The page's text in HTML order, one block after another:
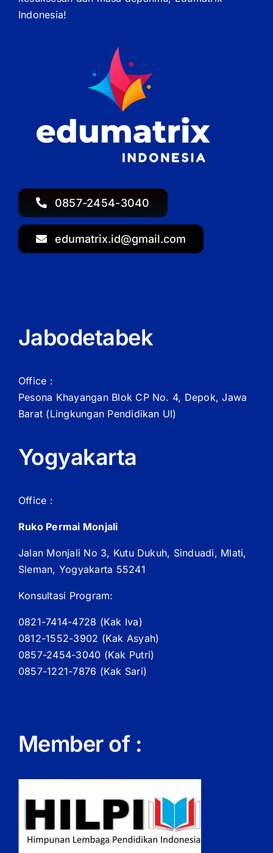
0857-2454-3040
edumatrix.id@gmail.com
Indonesia!
Jabodetabek
Office :
Pesona Khayangan Blok CP No. 4, Depok, Jawa
Barat (Lingkungan Pendidikan UI)
Yogyakarta
Office :
Ruko Permai Monjali
Jalan Monjali No 3, Kutu Dukuh, Sinduadi, Mlati,
Sleman, Yogyakarta 55241
Konsultasi Program:
0821-7414-4728 (Kak Iva)
0812-1552-3902 (Kak Asyah)
0857-2454-3040 (Kak Putri)
0857-1221-7876 (Kak Sari)
Member of :